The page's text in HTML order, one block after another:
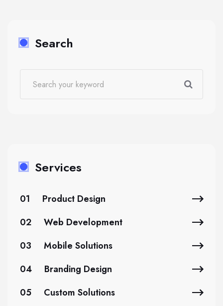
Search
Services
01
Product Design
02
Web Development
03
Mobile Solutions
04
Branding Design
05
Custom Solutions